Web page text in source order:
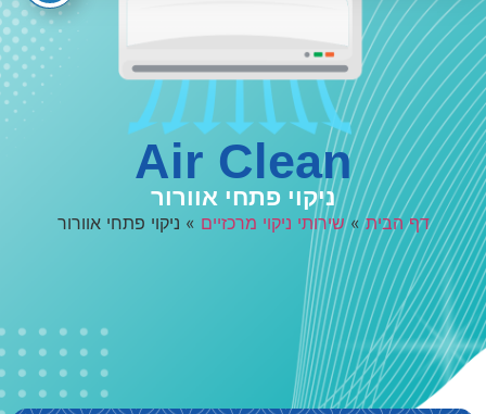
Air Clean
ניקוי פתחי אוורור
דף הבית » שירותי ניקוי מרכזיים » ניקוי פתחי אוורור